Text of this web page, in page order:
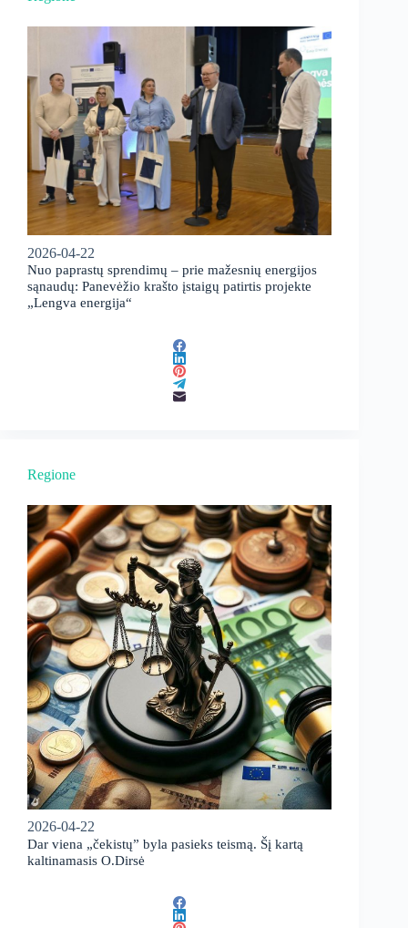
2026-04-22
Nuo paprastų sprendimų – prie mažesnių energijos
sąnaudų: Panevėžio krašto įstaigų patirtis projekte
„Lengva energija“
Regione
2026-04-22
Dar viena „čekistų” byla pasieks teismą. Šį kartą
kaltinamasis O.Dirsė